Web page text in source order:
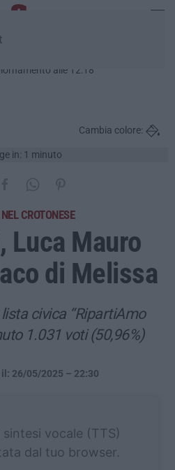
alle 12:18
in: 1 minuto
Cambia colore:
CROTONESE
Luca Mauro
di Melissa
civica “RipartiAmo
1.031 voti (50,96%)
26/05/2025 – 22:30
vocale (TTS)
dal tuo browser.